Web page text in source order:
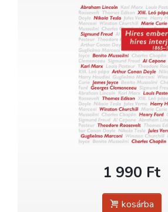
1 990 Ft
kosárba